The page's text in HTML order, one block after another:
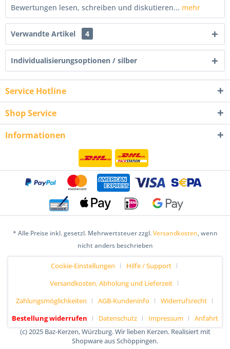
Bewertungen lesen, schreiben und diskutieren... mehr
Verwandte Artikel 4
Individualisierungsoptionen / silber
Service Hotline
Shop Service
Informationen
* Alle Preise inkl. gesetzl. Mehrwertsteuer zzgl.Versandkosten, wenn
nicht anders beschrieben
Cookie-Einstellungen
Hilfe / Support
Versandkosten, Abholung und Lieferzeit
Zahlungsmöglichkeiten
AGB-Kundeninfo
Widerrufsrecht
Bestellung widerrufen
Datenschutz Impressum
Anfahrt
(c) 2025 Baz-Kerzen, Würzburg. Wir lieben Kerzen. Realisiert mit
Shopware aus Schöppingen.